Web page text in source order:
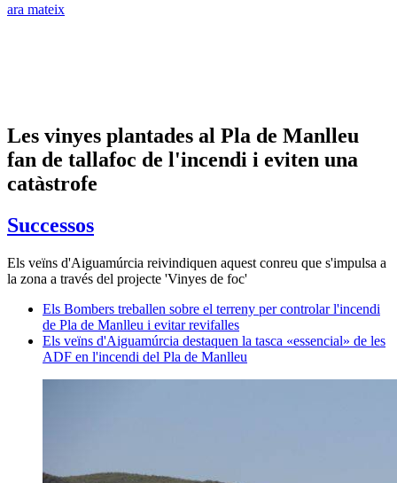
ara mateix
Les vinyes plantades al Pla de Manlleu
fan de tallafoc de l'incendi i eviten una
catàstrofe
Successos
Els veïns d'Aiguamúrcia reivindiquen aquest conreu que s'impulsa a
la zona a través del projecte 'Vinyes de foc'
Els Bombers treballen sobre el terreny per controlar l'incendi
de Pla de Manlleu i evitar revifalles
Els veïns d'Aiguamúrcia destaquen la tasca «essencial» de les
ADF en l'incendi del Pla de Manlleu